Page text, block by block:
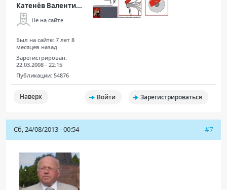
Катенёв Валенти...
Не на сайте
Был на сайте: 7 лет 8
месяцев назад
Зарегистрирован:
22.03.2008 - 22:15
Публикации: 54876
Наверх Войти Зарегистрироваться
Сб, 24/08/2013 - 00:54 #7